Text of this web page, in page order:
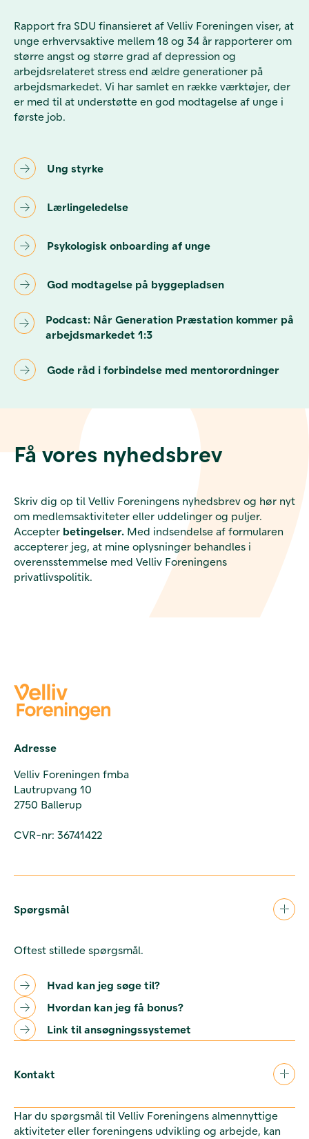
Rapport fra SDU finansieret af Velliv Foreningen viser, at
unge erhvervsaktive mellem 18 og 34 år rapporterer om
større angst og større grad af depression og
arbejdsrelateret stress end ældre generationer på
arbejdsmarkedet. Vi har samlet en række værktøjer, der
er med til at understøtte en god modtagelse af unge i
første job.
Ung styrke
Lærlingeledelse
Psykologisk onboarding af unge
God modtagelse på byggepladsen
Podcast: Når Generation Præstation kommer på
arbejdsmarkedet 1:3
Gode råd i forbindelse med mentorordninger
Få vores nyhedsbrev
Skriv dig op til Velliv Foreningens nyhedsbrev og hør nyt
om medlemsaktiviteter eller uddelinger og puljer.
Accepter betingelser. Med indsendelse af formularen
accepterer jeg, at mine oplysninger behandles i
overensstemmelse med Velliv Foreningens
privatlivspolitik.
Adresse
Velliv Foreningen fmba
Lautrupvang 10
2750 Ballerup
CVR-nr: 36741422
Spørgsmål
Oftest stillede spørgsmål.
Hvad kan jeg søge til?
Hvordan kan jeg få bonus?
Link til ansøgningssystemet
Kontakt
Har du spørgsmål til Velliv Foreningens almennyttige
aktiviteter eller foreningens udvikling og arbejde, kan